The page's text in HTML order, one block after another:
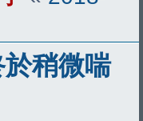
稍微喘